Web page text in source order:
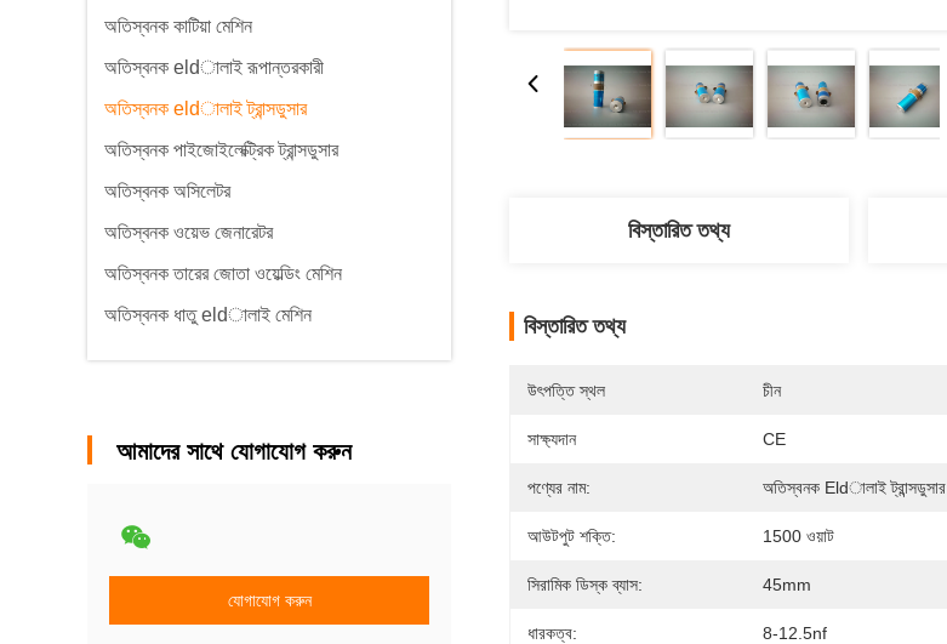
অতিস্বনক কাটিয়া মেশিন
অতিস্বনক eldালাই রূপান্তরকারী
অতিস্বনক eldালাই ট্রান্সডুসার
অতিস্বনক পাইজোইলেক্ট্রিক ট্রান্সডুসার
অতিস্বনক অসিলেটর
অতিস্বনক ওয়েভ জেনারেটর
অতিস্বনক তারের জোতা ওয়েল্ডিং মেশিন
অতিস্বনক ধাতু eldালাই মেশিন
আমাদের সাথে যোগাযোগ করুন
যোগাযোগ করুন
বিস্তারিত তথ্য
বিস্তারিত তথ্য
উৎপত্তি স্থল চীন
সাক্ষ্যদান CE
পণ্যের নাম: অতিস্বনক Eldালাই ট্রান্সডুসার
আউটপুট শক্তি: 1500 ওয়াট
সিরামিক ডিস্ক ব্যাস: 45mm
ধারকত্ব: 8-12.5nf